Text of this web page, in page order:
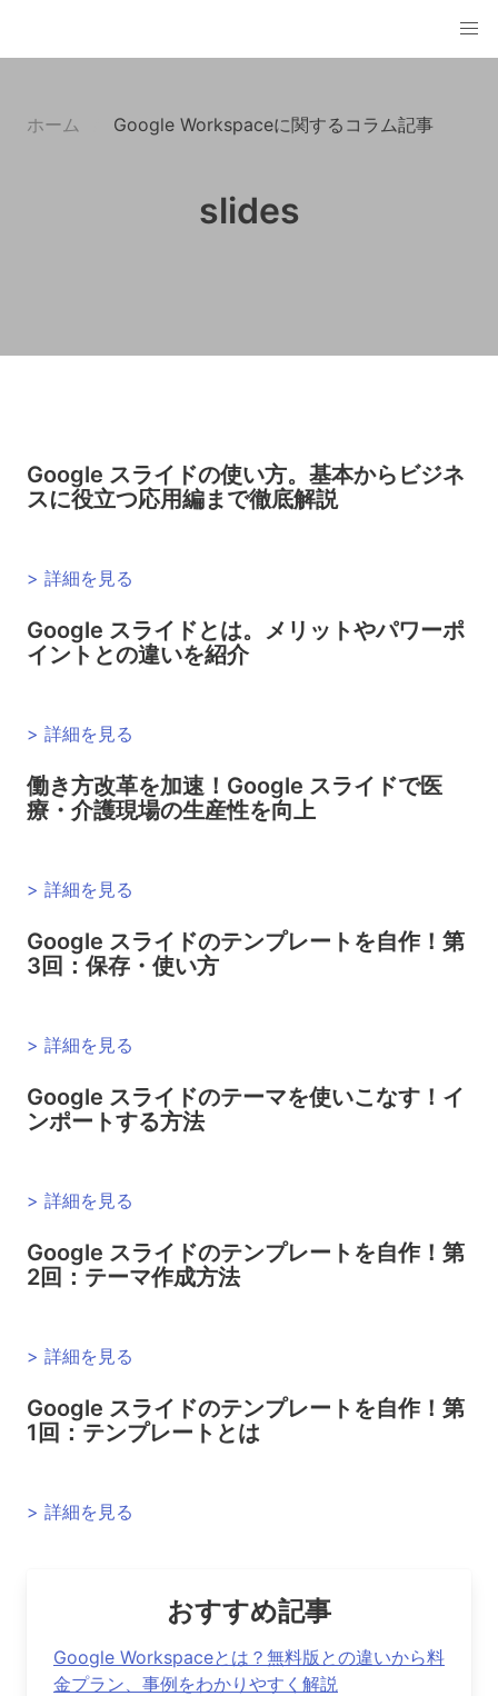
ホーム Google Workspaceに関するコラム記事
slides
Google スライドの使い方。基本からビジネ
スに役立つ応用編まで徹底解説
> 詳細を見る
Google スライドとは。メリットやパワーポ
イントとの違いを紹介
> 詳細を見る
働き方改革を加速！Google スライドで医
療・介護現場の生産性を向上
> 詳細を見る
Google スライドのテンプレートを自作！第
3回：保存・使い方
> 詳細を見る
Google スライドのテーマを使いこなす！イ
ンポートする方法
> 詳細を見る
Google スライドのテンプレートを自作！第
2回：テーマ作成方法
> 詳細を見る
Google スライドのテンプレートを自作！第
1回：テンプレートとは
> 詳細を見る
おすすめ記事
Google Workspaceとは？無料版との違いから料
金プラン、事例をわかりやすく解説